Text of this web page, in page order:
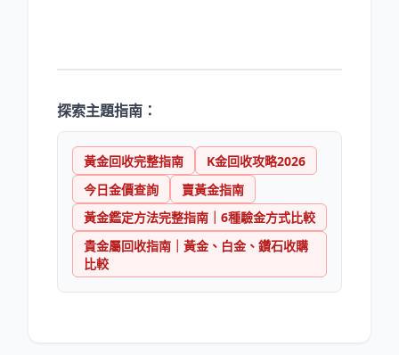
探索主題指南：
黃金回收完整指南
K金回收攻略2026
今日金價查詢
賣黃金指南
黃金鑑定方法完整指南｜6種驗金方式比較
貴金屬回收指南｜黃金、白金、鑽石收購
比較